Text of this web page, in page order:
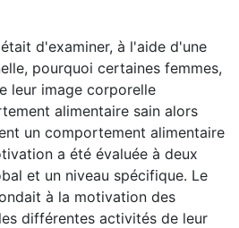
d'examiner, à l'aide d'une
pourquoi certaines femmes,
leur image corporelle
alimentaire sain alors
un comportement alimentaire
a été évaluée à deux
et un niveau spécifique. Le
à la motivation des
différentes activités de leur